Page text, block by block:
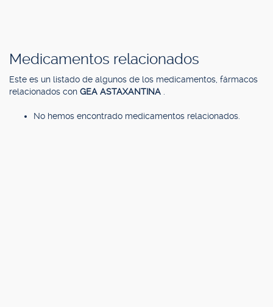
Medicamentos relacionados
Este es un listado de algunos de los medicamentos, fármacos
relacionados con GEA ASTAXANTINA
No hemos encontrado medicamentos relacionados.